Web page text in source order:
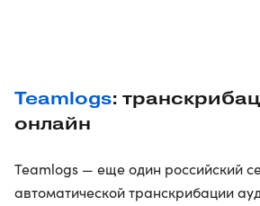
Teamlogs:
онлайн
Teamlogs — еще один российский
автоматической транскрибации